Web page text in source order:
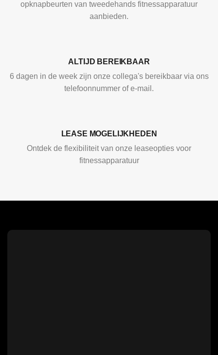
opknapbeurten van tweedehands fitnessapparatuur
aanbieden.
ALTIJD BEREIKBAAR
6 dagen in de week zijn onze collega's bereikbaar via ons
telefoonnummer of e-mail.
LEASE MOGELIJKHEDEN
Ontdek de flexibiliteit van onze leaseopties voor
fitnessapparatuur